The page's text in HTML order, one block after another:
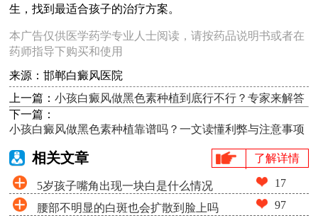
生，找到最适合孩子的治疗方案。
本广告仅供医学药学专业人士阅读，请按药品说明书或者在
药师指导下购买和使用
来源：邯郸白癜风医院
上一篇：小孩白癜风做黑色素种植到底行不行？专家来解答
下一篇：
小孩白癜风做黑色素种植靠谱吗？一文读懂利弊与注意事项
相关文章 了解详情
5岁孩子嘴角出现一块白是什么情况 17
腰部不明显的白斑也会扩散到脸上吗 97